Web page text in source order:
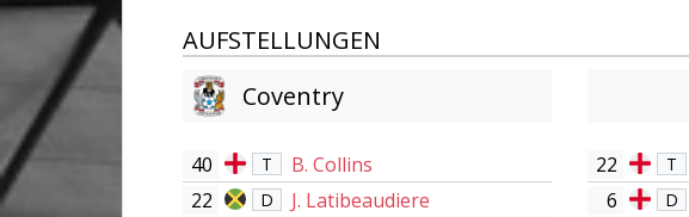
AUFSTELLUNGEN
Coventry
40 T
B. Collins
22
D
J. Latibeaudiere
22 T
6
D